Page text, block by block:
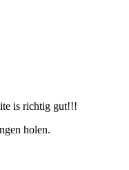
is richtig gut!!!
holen.